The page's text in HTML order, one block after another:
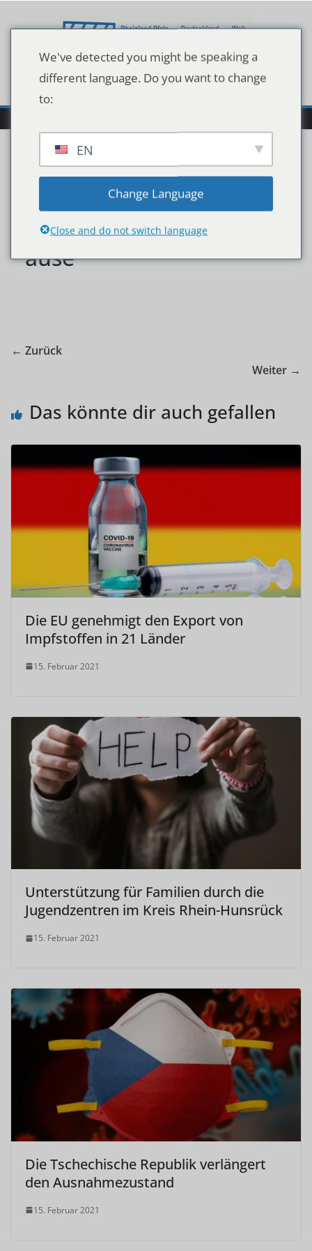
Inhalt
MrsSporty2520unterstC3
BCtz7Erogramm2520zuh
ause
← Zurück
Weiter →
Das könnte dir auch gefallen
Die EU genehmigt den Export von
Impfstoffen in 21 Länder
15. Februar 2021
Unterstützung für Familien durch die
Jugendzentren im Kreis Rhein-Hunsrück
15. Februar 2021
Die Tschechische Republik verlängert
den Ausnahmezustand
15. Februar 2021
We've detected you might be speaking a
different language. Do you want to change
to:
EN
Change Language
Close and do not switch language